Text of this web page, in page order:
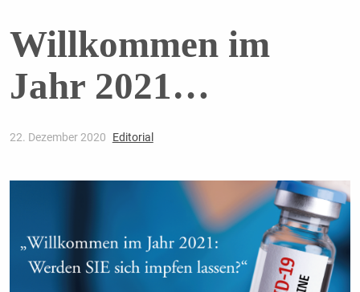
Willkommen im
Jahr 2021…
22. Dezember 2020 Editorial